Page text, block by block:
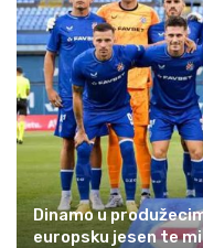
Dinamo u
europsku jesen te